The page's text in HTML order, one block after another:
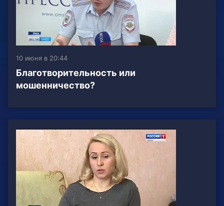
10 июня в 20:44
Благотворительность или
мошенничество?